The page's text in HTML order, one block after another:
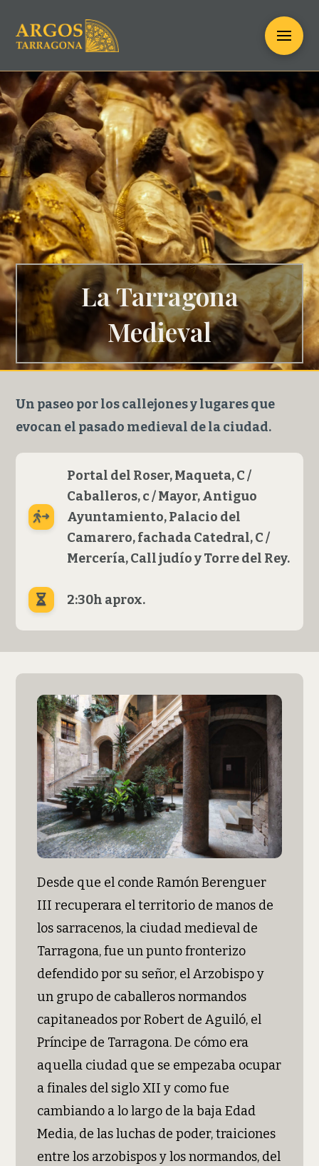
La Tarragona
Medieval
Un paseo por los callejones y lugares que
evocan el pasado medieval de la ciudad.
Portal del Roser, Maqueta, C /
Caballeros, c / Mayor, Antiguo
Ayuntamiento, Palacio del
Camarero, fachada Catedral, C /
Mercería, Call judío y Torre del Rey.
2:30h aprox.
Desde que el conde Ramón Berenguer
III recuperara el territorio de manos de
los sarracenos, la ciudad medieval de
Tarragona, fue un punto fronterizo
defendido por su señor, el Arzobispo y
un grupo de caballeros normandos
capitaneados por Robert de Aguiló, el
Príncipe de Tarragona. De cómo era
aquella ciudad que se empezaba ocupar
a finales del siglo XII y como fue
cambiando a lo largo de la baja Edad
Media, de las luchas de poder, traiciones
entre los arzobispos y los normandos, del